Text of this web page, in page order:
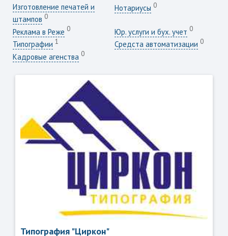
Изготовление печатей и
штампов 0
Нотариусы 0
Реклама в Реже 0 Юр. услуги и бух. учет 0
Типографии 1 Средста автоматизации 0
Кадровые агенства 0
Типография "Циркон"